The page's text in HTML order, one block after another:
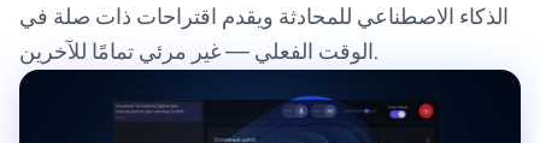
الذكاء الاصطناعي للمحادثة ويقدم اقتراحات ذات صلة في
الوقت الفعلي — غير مرئي تمامًا للآخرين.